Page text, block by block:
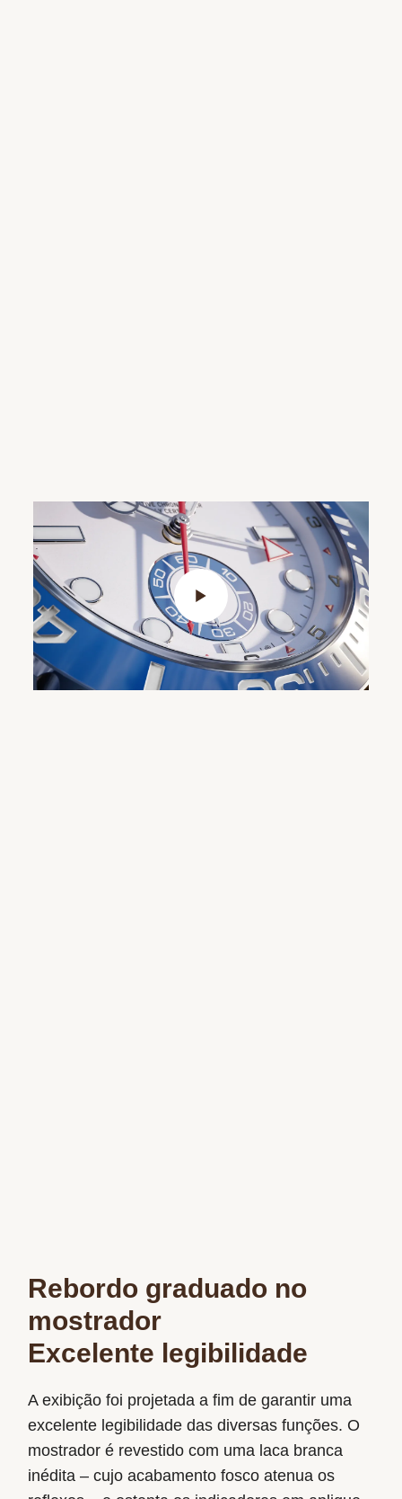
Play Video>
Rebordo graduado no
mostrador
Excelente legibilidade
A exibição foi projetada a fim de garantir uma
excelente legibilidade das diversas funções. O
mostrador é revestido com uma laca branca
inédita – cujo acabamento fosco atenua os